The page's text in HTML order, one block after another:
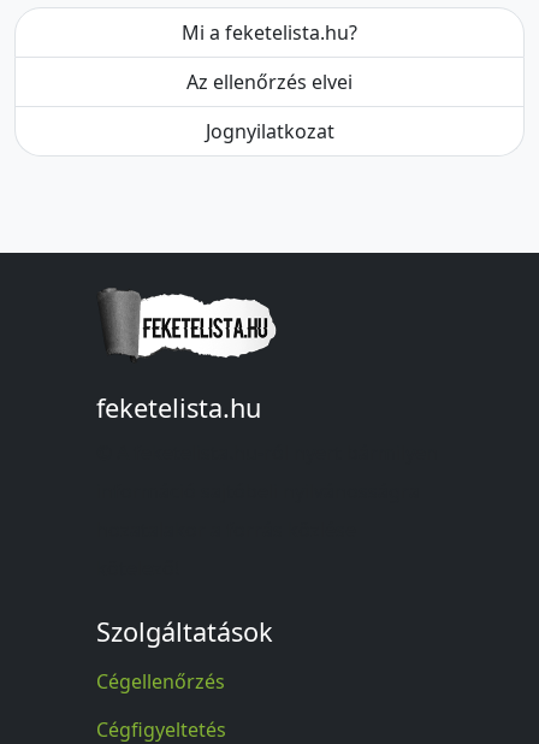
Mi a feketelista.hu?
Az ellenőrzés elvei
Jognyilatkozat
feketelista.hu
Szolgáltatások
Cégellenőrzés
Cégfigyeltetés